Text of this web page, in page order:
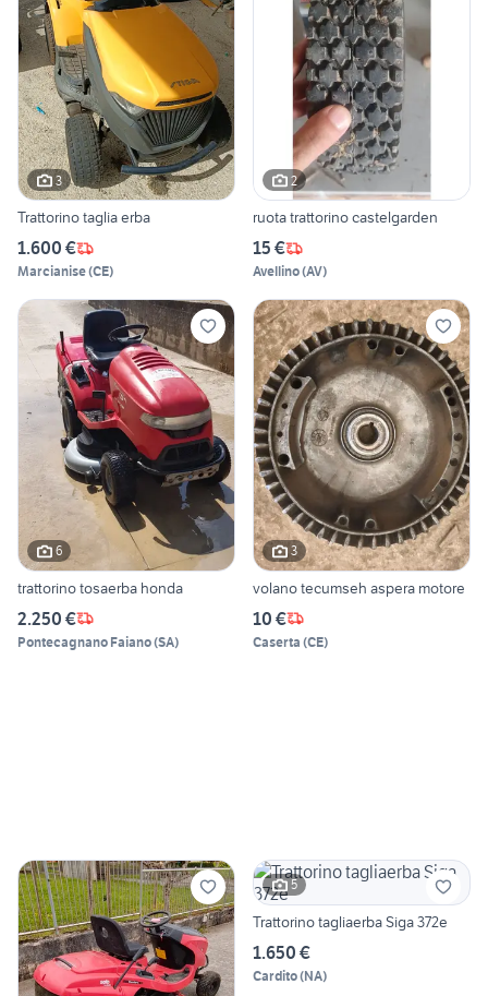
3
Trattorino taglia erba
1.600 €
Marcianise(CE)
2
ruota trattorino castelgarden
15 €
Avellino(AV)
6
trattorino tosaerba honda
2.250 €
Pontecagnano Faiano(SA)
3
volano tecumseh aspera motore
10 €
Caserta (CE)
5
Trattorino tagliaerba Siga 372e
1.650 €
Cardito(NA)